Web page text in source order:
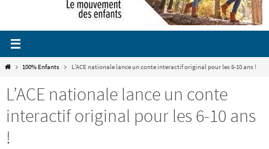
Home100% Enfants L’ACE nationale lance un conte interactif original pour les 6-10 ans !
L’ACE nationale lance un conte
interactif original pour les 6-10 ans
!